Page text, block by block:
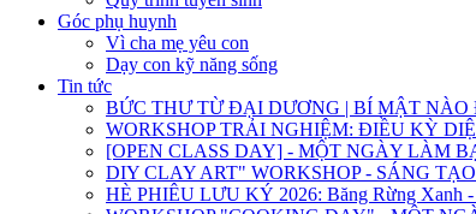
Góc phụ huynh
Vì cha mẹ yêu con
Dạy con kỹ năng sống
Tin tức
BỨC THƯ TỪ ĐẠI DƯƠNG | BÍ MẬT
WORKSHOP TRẢI NGHIỆM: ĐIỀU KỲ
[OPEN CLASS DAY] - MỘT NGÀY LÀM
DIY CLAY ART" WORKSHOP - SÁNG
HÈ PHIÊU LƯU KÝ 2026: Băng Rừng Xanh -